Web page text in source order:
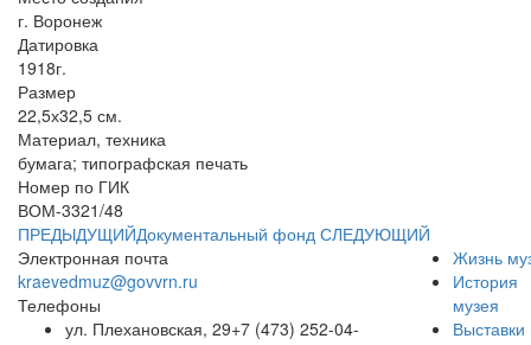
г. Воронеж
Датировка
1918г.
Размер
22,5х32,5 см.
Материал, техника
бумага; типографская печать
Номер по ГИК
ВОМ-3321/48
ПРЕДЫДУЩИЙДокументальный фонд СЛЕДУЮЩИЙ
Электронная почта
kraevedmuz@govvrn.ru
Телефоны
ул. Плехановская, 29+7 (473) 252-04-
Жизнь
История
музея
Выставки